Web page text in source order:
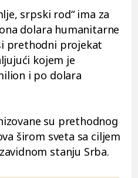
srpski rod“ ima za
dolara humanitarne
prethodni projekat
kojem je
i po dolara
su prethodnog
širom sveta sa ciljem
stanju Srba.